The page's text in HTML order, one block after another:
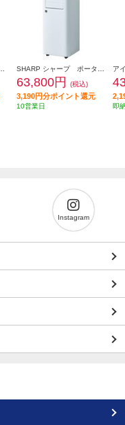
63,800円 (税込)
3,190円分ポイント還元
10営業日 即
Instagram